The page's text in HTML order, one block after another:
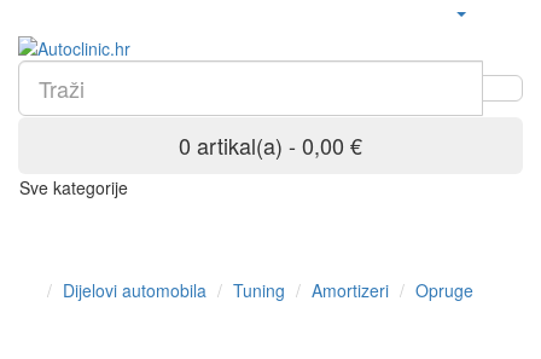
0 artikal(a) - 0,00 €
Sve kategorije
Dijelovi automobila Tuning Amortizeri Opruge